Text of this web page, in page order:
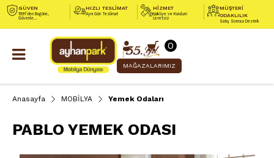
GÜVEN
1991’den Bugüne,
Güvenle...
HIZLI TESLİMAT
Aynı Gün Teslimat
HİZMET
Nakliye ve Kurulum
Ücretsiz
MÜŞTERİ
ODAKLILIK
Satış Sonrası Destek
0
MAĞAZALARIMIZ
Anasayfa MOBİLYA Yemek Odaları
PABLO YEMEK ODASI